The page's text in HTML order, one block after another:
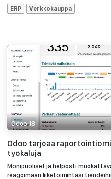
ERP
Verkkokauppa
Odoo 18
Odoo tarjoaa
työkaluja
Monipuoliset ja helposti
reagoimaan liiketoimintasi